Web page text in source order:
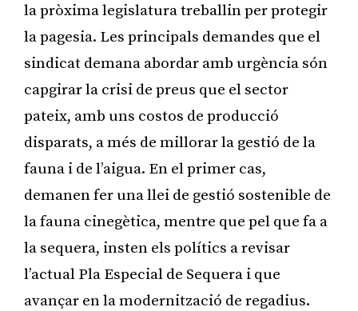
la pròxima legislatura treballin per protegir
la pagesia. Les principals demandes que el
sindicat demana abordar amb urgència són
capgirar la crisi de preus que el sector
pateix, amb uns costos de producció
disparats, a més de millorar la gestió de la
fauna i de l’aigua. En el primer cas,
demanen fer una llei de gestió sostenible de
la fauna cinegètica, mentre que pel que fa a
la sequera, insten els polítics a revisar
l’actual Pla Especial de Sequera i que
avançar en la modernització de regadius.